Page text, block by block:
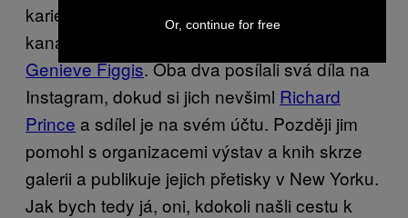
kariéru mnoha slibných umělců, například
kanadského
Genieve Figgis. Oba dva posílali svá díla na
Instagram, dokud si jich nevšiml Richard
Prince a sdílel je na svém účtu. Později jim
pomohl s organizacemi výstav a knih skrze
galerii a publikuje jejich přetisky v New Yorku.
Jak bych tedy já, oni, kdokoli našli cestu k
Or, continue for free